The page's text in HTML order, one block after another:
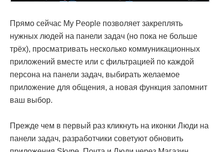
Прямо сейчас My People позволяет закреплять
нужных людей на панели задач (но пока не больше
трёх), просматривать несколько коммуникационных
приложений вместе или с фильтрацией по каждой
персона на панели задач, выбирать желаемое
приложение для общения, а новая функция запомнит
ваш выбор.
Прежде чем в первый раз кликнуть на иконки Люди на
панели задач, разработчики советуют обновить